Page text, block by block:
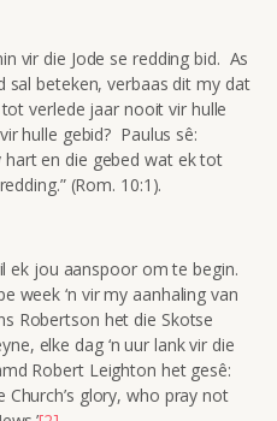
vir die Jode se redding bid. As
sal beteken, verbaas dit my dat
verlede jaar nooit vir hulle
hulle gebid? Paulus sê:
hart en die gebed wat ek tot
(Rom. 10:1).
ek jou aanspoor om te begin.
week ‘n vir my aanhaling van
Robertson het die Skotse
elke dag ‘n uur lank vir die
Robert Leighton het gesê:
glory, who pray not